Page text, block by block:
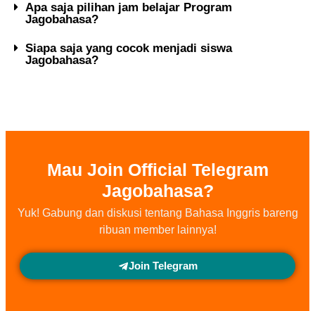
Apa saja pilihan jam belajar Program
Jagobahasa?
Siapa saja yang cocok menjadi siswa
Jagobahasa?
Mau Join Official Telegram
Jagobahasa?
Yuk! Gabung dan diskusi tentang Bahasa Inggris bareng
ribuan member lainnya!
Join Telegram